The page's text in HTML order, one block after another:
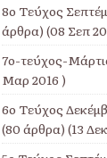
8ο Τεύχος
άρθρα) (08 Σεπ
7ο-τεύχος-
Μαρ 2016 )
6ο Τεύχος
(80 άρθρα) (13